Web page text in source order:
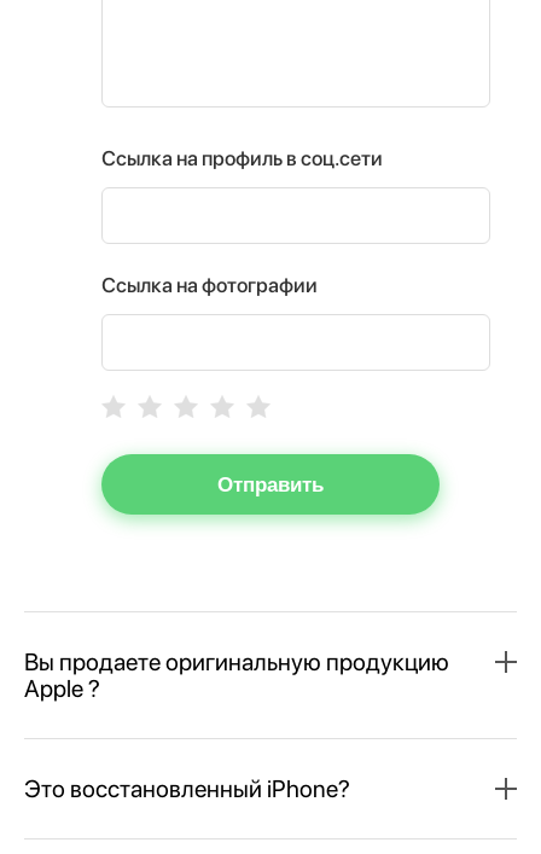
Ссылка на профиль в соц.сети
Ссылка на фотографии
Отправить
Вы продаете оригинальную продукцию
Apple ?
Это восстановленный iPhone?